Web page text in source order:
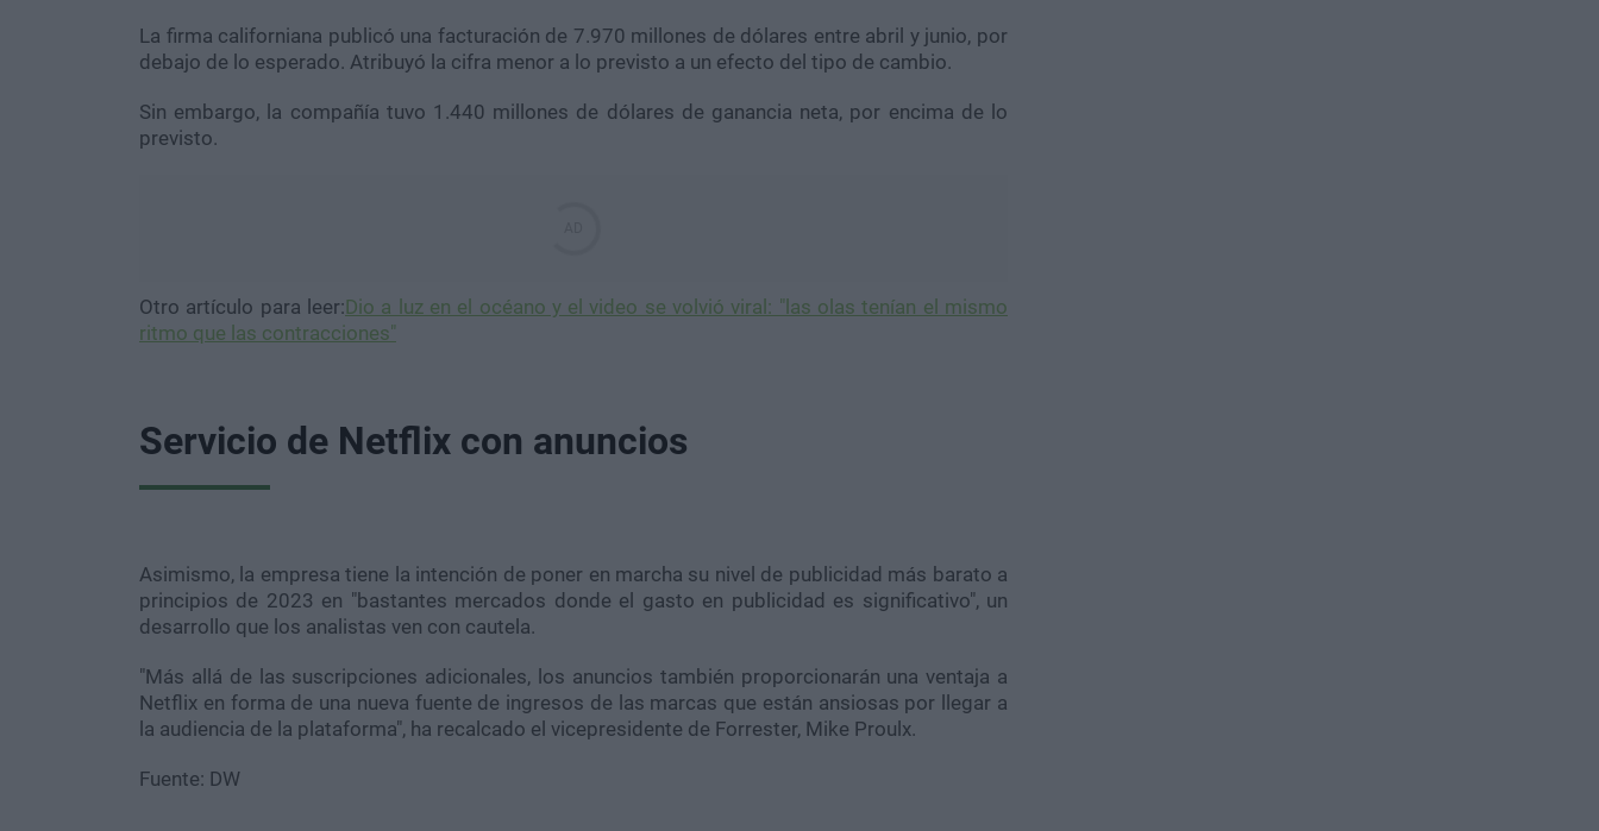
La firma californiana publicó una facturación de 7.970 millones de dólares entre abril y junio, por
debajo de lo esperado. Atribuyó la cifra menor a lo previsto a un efecto del tipo de cambio.
Sin embargo, la compañía tuvo 1.440 millones de dólares de ganancia neta, por encima de lo
previsto.
Otro artículo para leer:Dio a luz en el océano y el video se volvió viral: "las olas tenían el mismo
ritmo que las contracciones"
Servicio de Netflix con anuncios
Asimismo, la empresa tiene la intención de poner en marcha su nivel de publicidad más barato a
principios de 2023 en "bastantes mercados donde el gasto en publicidad es significativo", un
desarrollo que los analistas ven con cautela.
"Más allá de las suscripciones adicionales, los anuncios también proporcionarán una ventaja a
Netflix en forma de una nueva fuente de ingresos de las marcas que están ansiosas por llegar a
la audiencia de la plataforma", ha recalcado el vicepresidente de Forrester, Mike Proulx.
Fuente: DW